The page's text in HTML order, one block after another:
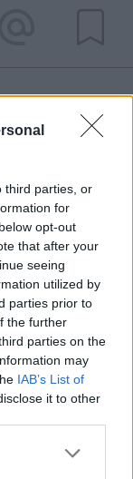
third parties, or
for
opt-out
that after your
seeing
utilized by
parties prior to
the further
parties on the
may
IAB’s List of
it to other
maradhat